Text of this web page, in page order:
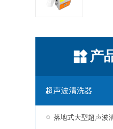
产
超声波清洗器
落地式大型超声波